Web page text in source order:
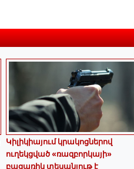
Կիլիկիայում կրակոցներով
ուղեկցված «ռազբորկայի»
բացառիկ տեսանյութ է